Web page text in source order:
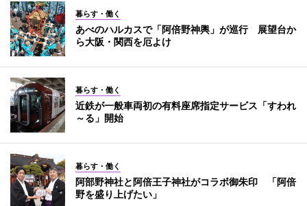
暮らす・働く
あべのハルカスで「阿倍野神輿」が巡行 展望台か
ら大阪・関西を厄よけ
暮らす・働く
近鉄が一般車両初の有料座席指定サービス「すわれ
～る」開始
暮らす・働く
阿部野神社と阿倍王子神社がコラボ御朱印 「阿倍
野を盛り上げたい」